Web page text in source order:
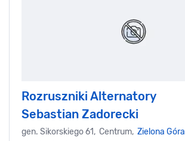
Rozruszniki Alternatory
Sebastian Zadorecki
gen. Sikorskiego 61, Centrum, Zielona Góra